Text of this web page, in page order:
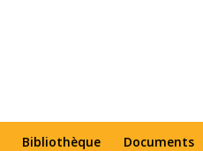
Bibliothèque Documents